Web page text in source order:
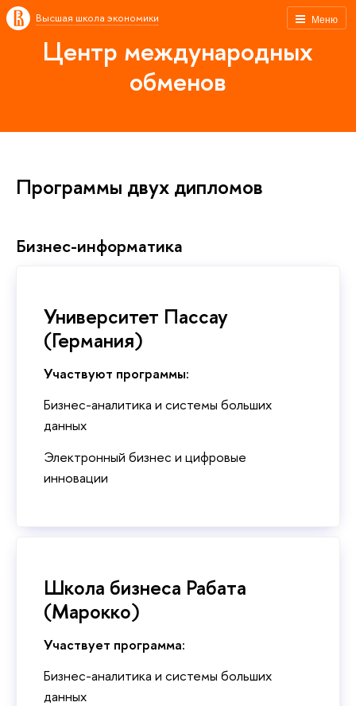
Меню
Высшая школа экономики
Центр международных
обменов
Программы двух дипломов
Бизнес-информатика
Университет Пассау
(Германия)
Участвуют программы:
Бизнес-аналитика и системы больших
данных
Электронный бизнес и цифровые
инновации
Школа бизнеса Рабата
(Марокко)
Участвует программа:
Бизнес-аналитика и системы больших
данных